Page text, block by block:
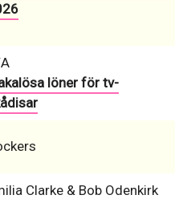
löner för tv-
Clarke & Bob Odenkirk